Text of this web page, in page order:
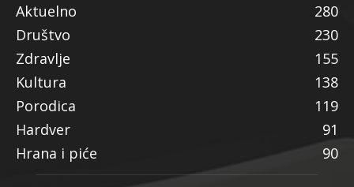
Aktuelno
280
Društvo
230
Zdravlje
155
Kultura
138
Porodica
119
Hardver
91
Hrana i piće
90